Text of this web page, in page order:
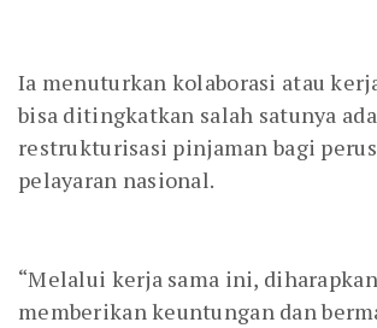
Ia menuturkan kolaborasi atau
bisa ditingkatkan salah satunya
restrukturisasi pinjaman bagi
pelayaran nasional.
“Melalui kerja sama ini,
memberikan keuntungan dan